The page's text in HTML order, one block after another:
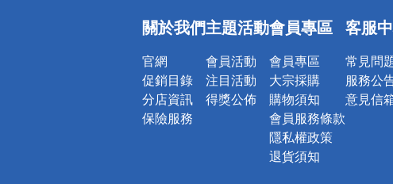
詐騙網頁！請小
關於我們
官網
促銷目錄
分店資訊
保險服務
主題活動
會員活動
注目活動
得獎公佈
會員專區
會員專區
大宗採購
購物須知
會員服務條款
隱私權政策
退貨須知
客服
常見問
服務公
意見信